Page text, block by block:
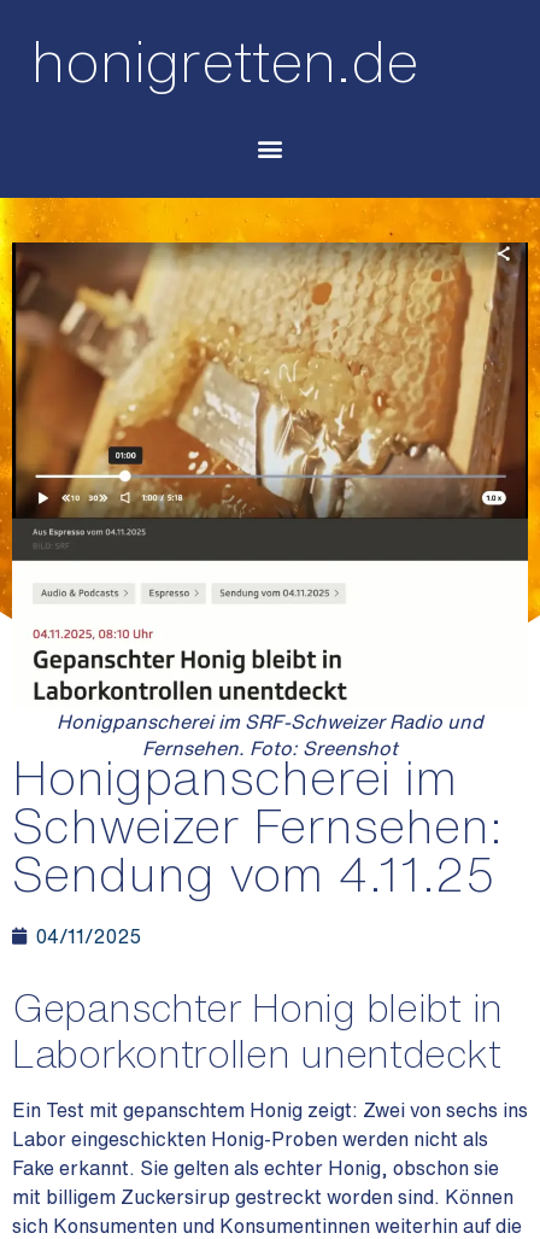
honigretten.de
Honigpanscherei im SRF-Schweizer Radio und
Fernsehen. Foto: Sreenshot
Honigpanscherei im
Schweizer Fernsehen:
Sendung vom 4.11.25
04/11/2025
Gepanschter Honig bleibt in
Laborkontrollen unentdeckt
Ein Test mit gepanschtem Honig zeigt: Zwei von sechs ins
Labor eingeschickten Honig-Proben werden nicht als
Fake erkannt. Sie gelten als echter Honig, obschon sie
mit billigem Zuckersirup gestreckt worden sind. Können
sich Konsumenten und Konsumentinnen weiterhin auf die